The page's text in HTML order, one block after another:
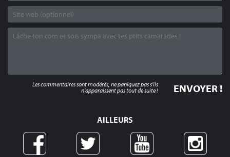
Les commentaires sont modérés, ne paniquez pas s'ils
n'apparaissent pas tout de suite !
AILLEURS